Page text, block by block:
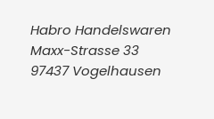
Habro Handelswaren
Maxx-Strasse 33
97437 Vogelhausen